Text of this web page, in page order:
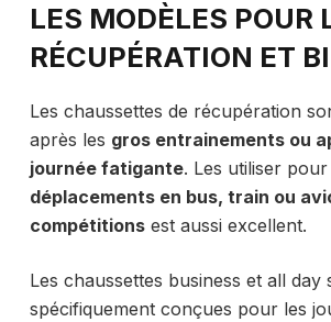
LES MODÈLES POUR
RÉCUPÉRATION ET
Les chaussettes de récupération
après les gros entrainements ou
journée fatigante. Les utiliser pour
déplacements en bus, train ou
compétitionsest aussi excellent.
Les chaussettes business et all day
spécifiquement conçues pour les